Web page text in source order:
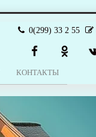
0(299) 33 2 55
КОНТАКТЫ